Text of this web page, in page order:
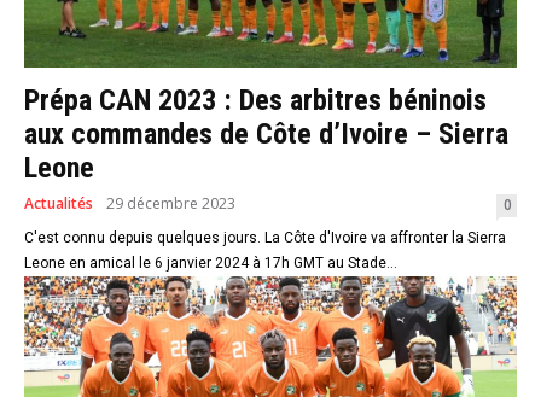
Prépa CAN 2023 : Des arbitres béninois
aux commandes de Côte d’Ivoire – Sierra
Leone
Actualités 29 décembre 2023 0
C'est connu depuis quelques jours. La Côte d'Ivoire va affronter la Sierra
Leone en amical le 6 janvier 2024 à 17h GMT au Stade...